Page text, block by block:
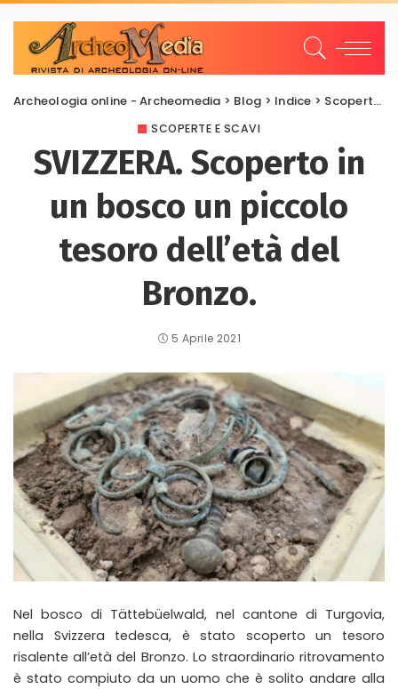
Archeologia online - Archeomedia > Blog > Indice > Scoperte e scavi
SCOPERTE E SCAVI
SVIZZERA. Scoperto in
un bosco un piccolo
tesoro dell’età del
Bronzo.
5 Aprile 2021
Nel bosco di Tättebüelwald, nel cantone di Turgovia,
nella Svizzera tedesca, è stato scoperto un tesoro
risalente all’età del Bronzo. Lo straordinario ritrovamento
è stato compiuto da un uomo che è solito andare alla